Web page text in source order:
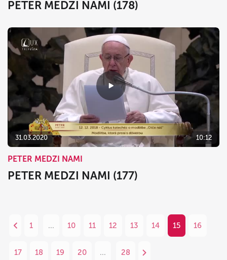
PETER MEDZI NAMI (178)
31.03.2020 10:12
PETER MEDZI NAMI
PETER MEDZI NAMI (177)
1 ... 10 11 12 13 14 15 16
17 18 19 20 ... 28